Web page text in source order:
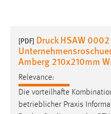
[PDF] Druck HSAW
Amberg 210x210mm
Relevance:
Die vorteilhafte
betrieblicher Praxis